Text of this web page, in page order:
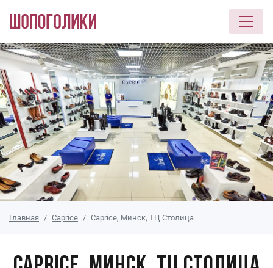
Перейти к основному содержанию
Главная Caprice Caprice, Минск, ТЦ Столица